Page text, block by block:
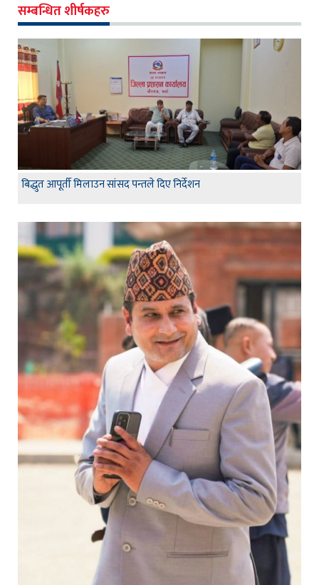
सम्बन्धित शीर्षकहरु
बिद्धुत आपूर्ती मिलाउन सांसद पन्तले दिए निर्देशन